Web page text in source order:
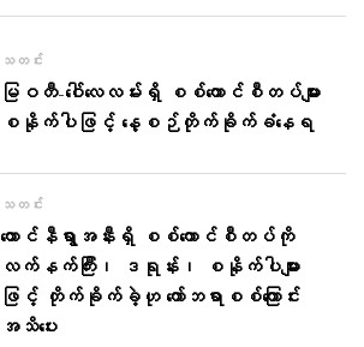
သတင်း
မြဝတီ-ဝေါ်လေလမ်းရှိ စစ်ကောင်စီတပ်များ
စနိုက်ပါဖြင့် နေ့စဉ်တိုက်ခိုက်ခံနေရ
သတင်း
တောင်နီရွာအနီးရှိ စစ်ကောင်စီတပ်ကို
လက်နက်ကြီး၊ ဒရုန်း၊ စနိုက်ပါများ
ဖြင့် တိုက်ခိုက်ခဲ့ဟု ကော်ဘရာစစ်ကြောင်း
အသိပေး